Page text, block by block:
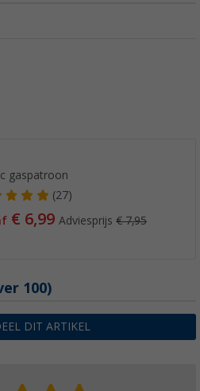
gaspatroon
(27)
€ 6,99Adviesprijs€ 7,95
100)
DIT ARTIKEL